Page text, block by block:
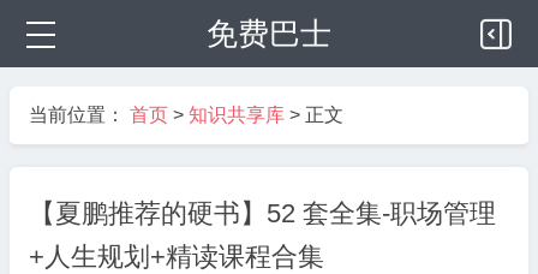
免费巴士
当前位置： 首页 > 知识共享库 > 正文
【夏鹏推荐的硬书】52 套全集-职场管理
+人生规划+精读课程合集